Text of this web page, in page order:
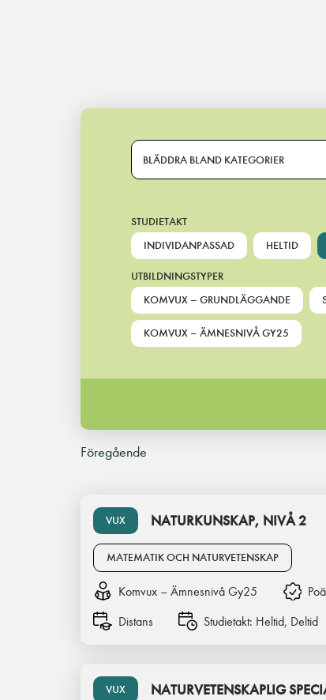
Main Navigation
BLÄDDRA BLAND KATEGORIER
STUDIETAKT
INDIVIDANPASSAD
HELTID
UTBILDNINGSTYPER
KOMVUX – GRUNDLÄGGANDE
KOMVUX – ÄMNESNIVÅ GY25
Föregående
VUX NATURKUNSKAP, NIVÅ 2
MATEMATIK OCH NATURVETENSKAP
Komvux – Ämnesnivå Gy25
Distans
Studietakt: Heltid, Deltid
VUX NATURVETENSKAPLIG